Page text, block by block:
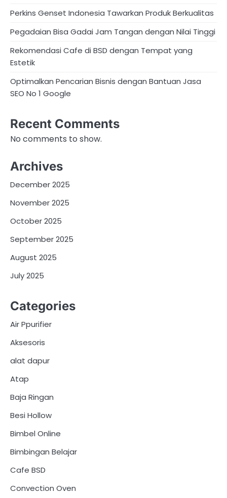
Perkins Genset Indonesia Tawarkan Produk Berkualitas
Pegadaian Bisa Gadai Jam Tangan dengan Nilai Tinggi
Rekomendasi Cafe di BSD dengan Tempat yang
Estetik
Optimalkan Pencarian Bisnis dengan Bantuan Jasa
SEO No 1 Google
Recent Comments
No comments to show.
Archives
December 2025
November 2025
October 2025
September 2025
August 2025
July 2025
Categories
Air Ppurifier
Aksesoris
alat dapur
Atap
Baja Ringan
Besi Hollow
Bimbel Online
Bimbingan Belajar
Cafe BSD
Convection Oven